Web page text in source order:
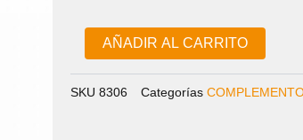
650ML
CP5109U3065
cantidad
AÑADIR AL CARRITO
SKU 8306 Categorías